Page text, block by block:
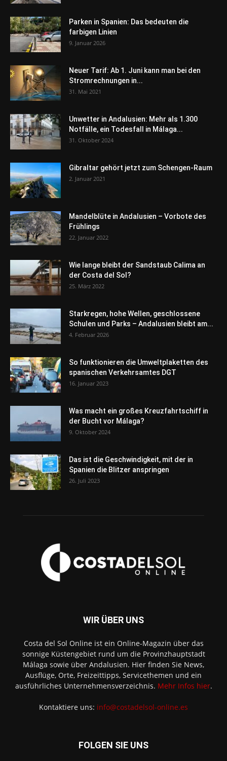
Parken in Spanien: Das bedeuten die
farbigen Linien
9. Januar 2026
Neuer Tarif: Ab 1. Juni kann man bei den
Stromrechnungen in...
31. Mai 2021
Unwetter in Andalusien: Mehr als 1.300
Notfälle, ein Todesfall in Málaga...
31. Oktober 2024
Gibraltar gehört jetzt zum Schengen-Raum
2. Januar 2021
Mandelblüte in Andalusien – Vorbote des
Frühlings
22. Januar 2022
Wie lange bleibt der Sandstaub Calima an
der Costa del Sol?
25. März 2022
Starkregen, hohe Wellen, geschlossene
Schulen und Parks – Andalusien bleibt am...
4. Februar 2026
So funktionieren die Umweltplaketten des
spanischen Verkehrsamtes DGT
16. Januar 2023
Was macht ein großes Kreuzfahrtschiff in
der Bucht vor Málaga?
9. Oktober 2024
Das ist die Geschwindigkeit, mit der in
Spanien die Blitzer anspringen
26. Juli 2023
WIR ÜBER UNS
Costa del Sol Online ist ein Online-Magazin über das
sonnige Küstengebiet rund um die Provinzhauptstadt
Málaga sowie über Andalusien. Hier finden Sie News,
Ausflüge, Orte, Freizeittipps, Servicethemen und ein
ausführliches Unternehmensverzeichnis. Mehr Infos hier.
Kontaktiere uns: info@costadelsol-online.es
FOLGEN SIE UNS